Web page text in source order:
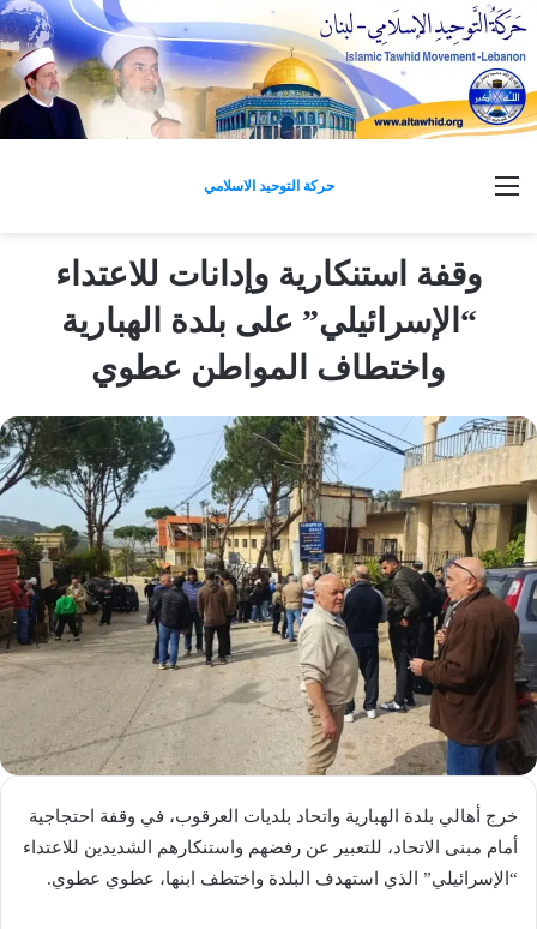
حركة التوحيد الاسلامي القائمة
وقفة استنكارية وإدانات للاعتداء
“الإسرائيلي” على بلدة الهبارية
واختطاف المواطن عطوي
خرج أهالي بلدة الهبارية واتحاد بلديات العرقوب، في وقفة احتجاجية
أمام مبنى الاتحاد، للتعبير عن رفضهم واستنكارهم الشديدين للاعتداء
“الإسرائيلي” الذي استهدف البلدة واختطف ابنها، عطوي عطوي.